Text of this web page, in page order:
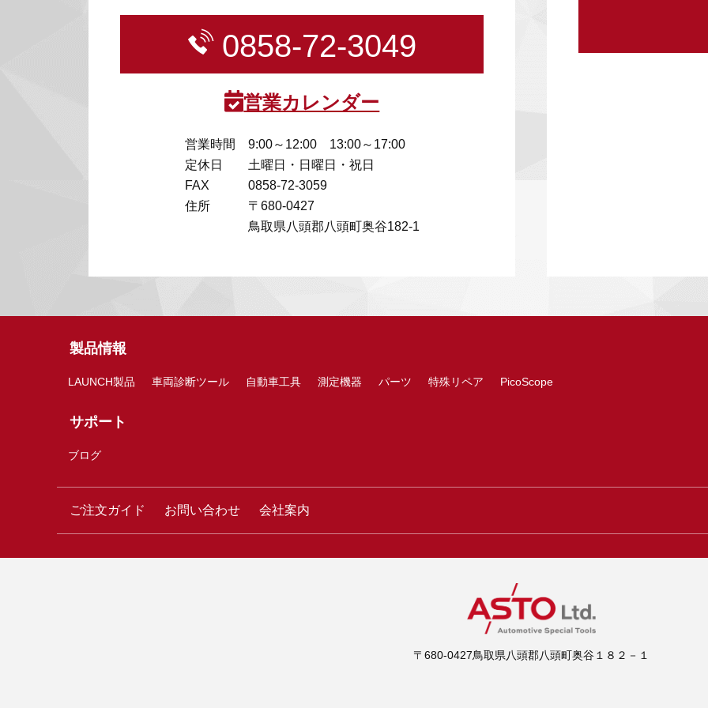
0858-72-3049
営業カレンダー
営業時間
9:00～12:00 13:00～17:00
定休日
土曜日・日曜日・祝日
FAX
0858-72-3059
住所
〒680-0427
鳥取県八頭郡八頭町奥谷182-1
製品情報
LAUNCH製品 車両診断ツール 自動車工具 測定機器 パーツ 特殊リペア PicoScope
サポート
ブログ
ご注文ガイド お問い合わせ 会社案内
〒680-0427鳥取県八頭郡八頭町奥谷１８２－１